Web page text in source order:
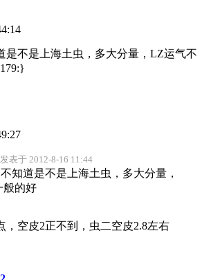
是不是上海土虫，多大分量，LZ运气不
表于 2012-8-16 11:44
知道是不是上海土虫，多大分量，
般的好
，空皮2正不到，虫二空皮2.8左右